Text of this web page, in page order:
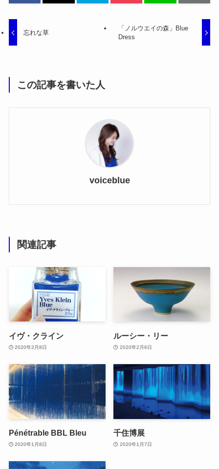
忘れな草
「ノルウエイの森」Blue
Dress
この記事を書いた人
voiceblue
関連記事
イヴ・クライン
2020年2月8日
ルーシー・リー
2020年2月6日
Pénétrable BBL Bleu
2020年1月8日
千住博展
2020年1月7日